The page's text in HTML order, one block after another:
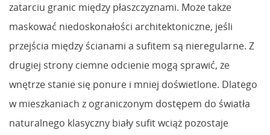
zatarciu granic między płaszczyznami. Może także
maskować niedoskonałości architektoniczne, jeśli
przejścia między ścianami a sufitem są nieregularne. Z
drugiej strony ciemne odcienie mogą sprawić, że
wnętrze stanie się ponure i mniej doświetlone. Dlatego
w mieszkaniach z ograniczonym dostępem do światła
naturalnego klasyczny biały sufit wciąż pozostaje